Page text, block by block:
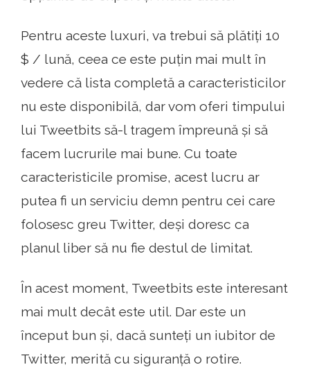
Pentru aceste luxuri, va trebui să plătiți 10
$ / lună, ceea ce este puțin mai mult în
vedere că lista completă a caracteristicilor
nu este disponibilă, dar vom oferi timpului
lui Tweetbits să-l tragem împreună și să
facem lucrurile mai bune. Cu toate
caracteristicile promise, acest lucru ar
putea fi un serviciu demn pentru cei care
folosesc greu Twitter, deși doresc ca
planul liber să nu fie destul de limitat.
În acest moment, Tweetbits este interesant
mai mult decât este util. Dar este un
început bun și, dacă sunteți un iubitor de
Twitter, merită cu siguranță o rotire.